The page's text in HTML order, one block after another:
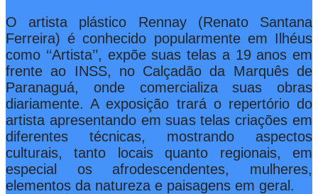
O artista plástico Rennay (Renato Santana
Ferreira) é conhecido popularmente em Ilhéus
como ‘‘Artista’’, expõe suas telas a 19 anos em
frente ao INSS, no Calçadão da Marquês de
Paranaguá, onde comercializa suas obras
diariamente. A exposição trará o repertório do
artista apresentando em suas telas criações em
diferentes técnicas, mostrando aspectos
culturais, tanto locais quanto regionais, em
especial os afrodescendentes, mulheres,
elementos da natureza e paisagens em geral.